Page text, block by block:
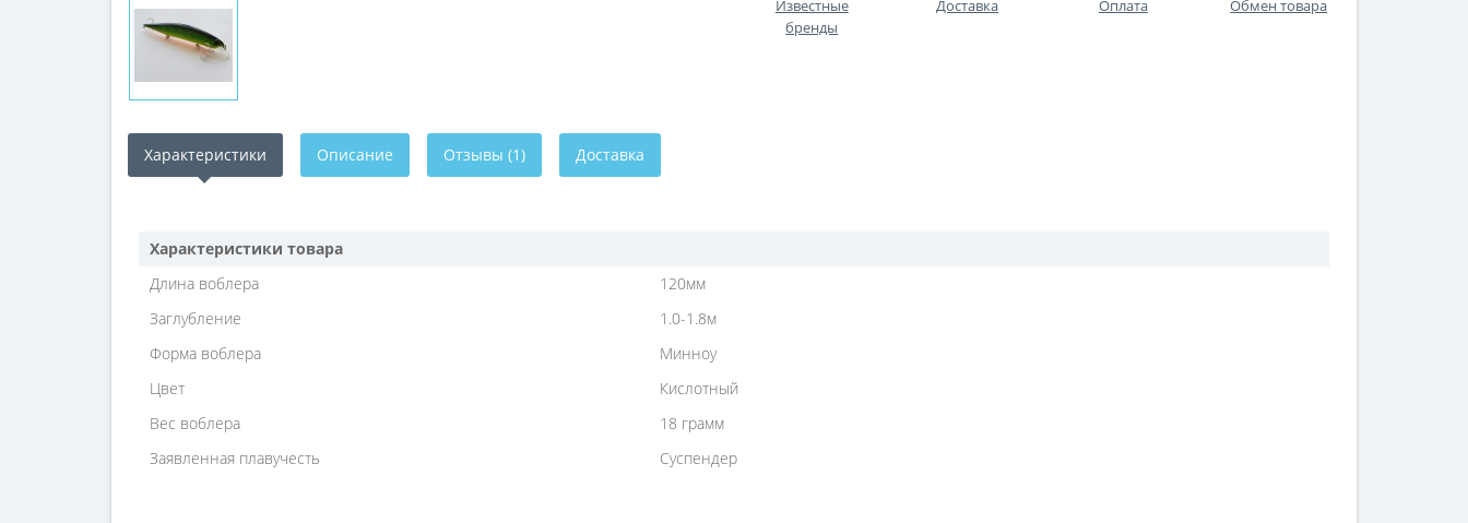
Известные
бренды
Доставка Оплата Обмен товара
Характеристики Описание Отзывы (1) Доставка
Характеристики товара
Длина воблера
120мм
Заглубление
1.0-1.8м
Форма воблера
Минноу
Цвет
Кислотный
Вес воблера
18 грамм
Заявленная плавучесть
Суспендер